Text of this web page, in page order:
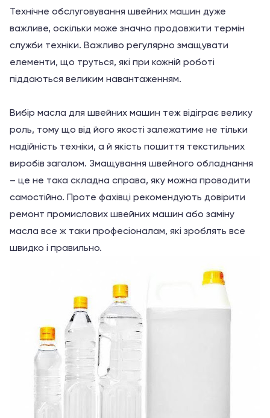
Технічне обслуговування швейних машин дуже
важливе, оскільки може значно продовжити термін
служби техніки. Важливо регулярно змащувати
елементи, що труться, які при кожній роботі
піддаються великим навантаженням.
Вибір масла для швейних машин теж відіграє велику
роль, тому що від його якості залежатиме не тільки
надійність техніки, а й якість пошиття текстильних
виробів загалом. Змащування швейного обладнання
– це не така складна справа, яку можна проводити
самостійно. Проте фахівці рекомендують довірити
ремонт промислових швейних машин або заміну
масла все ж таки професіоналам, які зроблять все
швидко і правильно.